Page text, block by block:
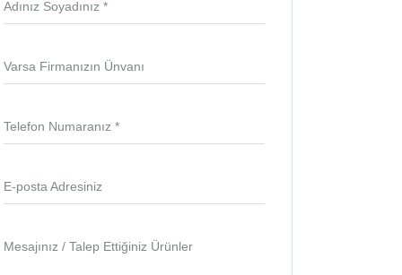
Adınız Soyadınız *
Varsa Firmanızın Ünvanı
Telefon Numaranız *
E-posta Adresiniz
Mesajınız / Talep Ettiğiniz Ürünler